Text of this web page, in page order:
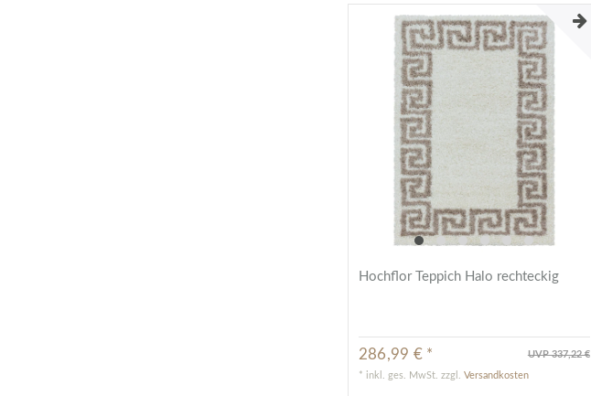
Hochflor Teppich Halo rechteckig
UVP 337,22 €
286,99 € *
* inkl. ges. MwSt. zzgl. Versandkosten